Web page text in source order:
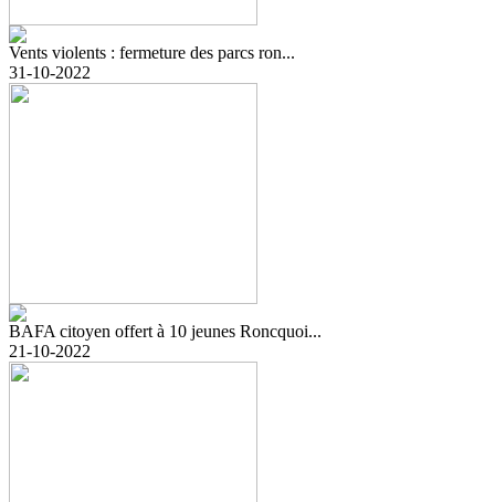
Vents violents : fermeture des parcs ron...
31-10-2022
BAFA citoyen offert à 10 jeunes Roncquoi...
21-10-2022